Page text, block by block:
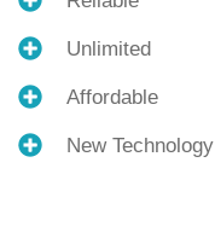
Unlimited
Affordable
New Technology